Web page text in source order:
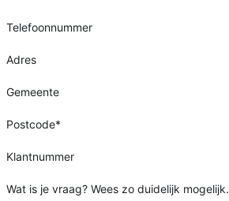
Telefoonnummer
Adres
Gemeente
Postcode*
Klantnummer
Wat is je vraag? Wees zo duidelijk mogelijk.